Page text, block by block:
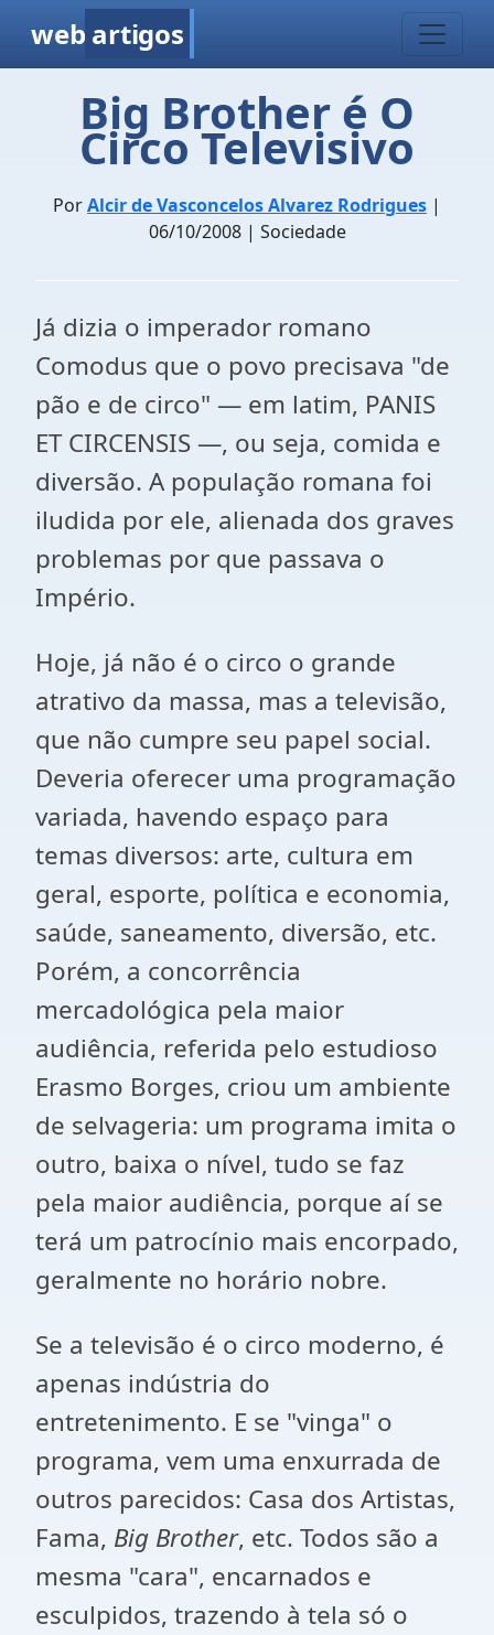
web artigos
Big Brother é O
Circo Televisivo
PorAlcir de Vasconcelos Alvarez Rodrigues |
06/10/2008 | Sociedade
Já dizia o imperador romano
Comodus que o povo precisava "de
pão e de circo" ― em latim, PANIS
ET CIRCENSIS ―, ou seja, comida e
diversão. A população romana foi
iludida por ele, alienada dos graves
problemas por que passava o
Império.
Hoje, já não é o circo o grande
atrativo da massa, mas a televisão,
que não cumpre seu papel social.
Deveria oferecer uma programação
variada, havendo espaço para
temas diversos: arte, cultura em
geral, esporte, política e economia,
saúde, saneamento, diversão, etc.
Porém, a concorrência
mercadológica pela maior
audiência, referida pelo estudioso
Erasmo Borges, criou um ambiente
de selvageria: um programa imita o
outro, baixa o nível, tudo se faz
pela maior audiência, porque aí se
terá um patrocínio mais encorpado,
geralmente no horário nobre.
Se a televisão é o circo moderno, é
apenas indústria do
entretenimento. E se "vinga" o
programa, vem uma enxurrada de
outros parecidos: Casa dos Artistas,
Fama, Big Brother, etc. Todos são a
mesma "cara", encarnados e
esculpidos, trazendo à tela só o